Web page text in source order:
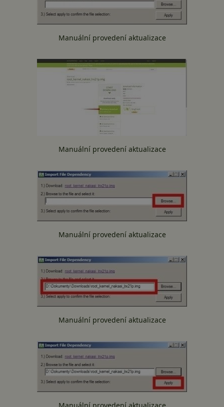
Manuální provedení aktualizace
Manuální provedení aktualizace
Manuální provedení aktualizace
Manuální provedení aktualizace